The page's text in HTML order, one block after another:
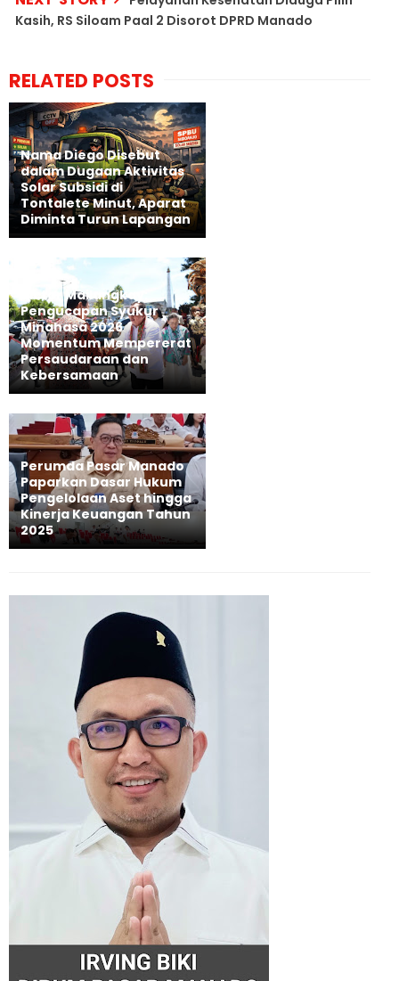
Kasih, RS Siloam Paal 2 Disorot DPRD Manado
RELATED POSTS
Nama Diego Disebut
dalam Dugaan Aktivitas
Solar Subsidi di
Tontalete Minut, Aparat
Diminta Turun Lapangan
Victor Mailangkay:
Pengucapan Syukur
Minahasa 2026
Momentum Mempererat
Persaudaraan dan
Kebersamaan
Perumda Pasar Manado
Paparkan Dasar Hukum
Pengelolaan Aset hingga
Kinerja Keuangan Tahun
2025